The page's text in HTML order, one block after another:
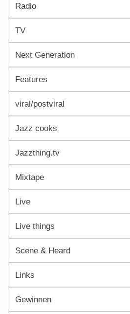
Radio
TV
Next Generation
Features
viral/postviral
Jazz cooks
Jazzthing.tv
Mixtape
Live
Live things
Scene & Heard
Links
Gewinnen